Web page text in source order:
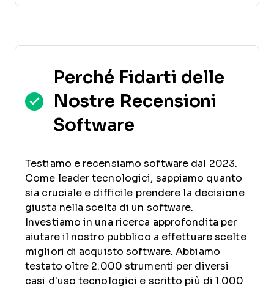
Perché Fidarti delle
Nostre Recensioni
Software
Testiamo e recensiamo software dal 2023.
Come leader tecnologici, sappiamo quanto
sia cruciale e difficile prendere la decisione
giusta nella scelta di un software.
Investiamo in una ricerca approfondita per
aiutare il nostro pubblico a effettuare scelte
migliori di acquisto software. Abbiamo
testato oltre 2.000 strumenti per diversi
casi d’uso tecnologici e scritto più di 1.000